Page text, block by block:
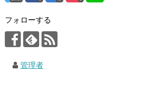
フォローする
管理者